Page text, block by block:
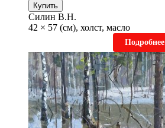
Купить
Силин В.Н.
42 × 57 (см), холст, масло
Подробнее